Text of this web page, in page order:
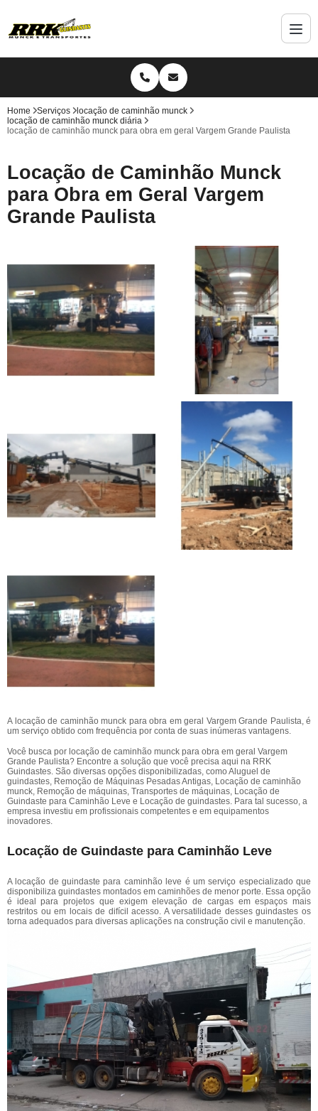
Home Serviços
locação de caminhão munck
locação de caminhão munck diária
locação de caminhão munck para obra em geral Vargem Grande Paulista
Locação de Caminhão Munck
para Obra em Geral Vargem
Grande Paulista
A locação de caminhão munck para obra em geral Vargem Grande Paulista, é
um serviço obtido com frequência por conta de suas inúmeras vantagens.
Você busca por locação de caminhão munck para obra em geral Vargem
Grande Paulista? Encontre a solução que você precisa aqui na RRK
Guindastes. São diversas opções disponibilizadas, como Aluguel de
guindastes, Remoção de Máquinas Pesadas Antigas, Locação de caminhão
munck, Remoção de máquinas, Transportes de máquinas, Locação de
Guindaste para Caminhão Leve e Locação de guindastes. Para tal sucesso, a
empresa investiu em profissionais competentes e em equipamentos
inovadores.
Locação de Guindaste para Caminhão Leve
A locação de guindaste para caminhão leve é um serviço especializado que
disponibiliza guindastes montados em caminhões de menor porte. Essa opção
é ideal para projetos que exigem elevação de cargas em espaços mais
restritos ou em locais de difícil acesso. A versatilidade desses guindastes os
torna adequados para diversas aplicações na construção civil e manutenção.